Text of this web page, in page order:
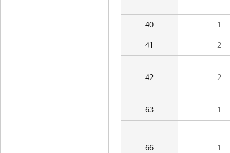
40 1
41 2
42 2
63 1
66 1